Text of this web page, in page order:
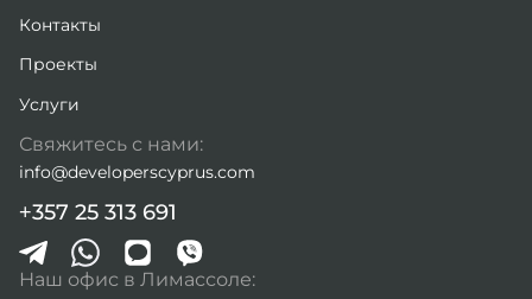
Контакты
Проекты
Услуги
Свяжитесь с нами:
info@developerscyprus.com
+357 25 313 691
Наш офис в Лимассоле: